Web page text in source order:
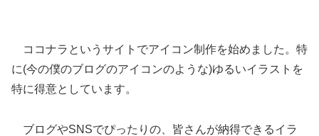
ココナラというサイトでアイコン制作を始めました。特
に(今の僕のブログのアイコンのような)ゆるいイラストを
特に得意としています。
ブログやSNSでぴったりの、皆さんが納得できるイラ